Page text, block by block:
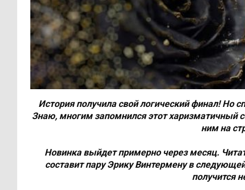
История получила свой логический финал! Но
Знаю, многим запомнился этот харизматичный
ним на
Новинка выйдет примерно через месяц.
составит пару Эрику Винтермену в
получится